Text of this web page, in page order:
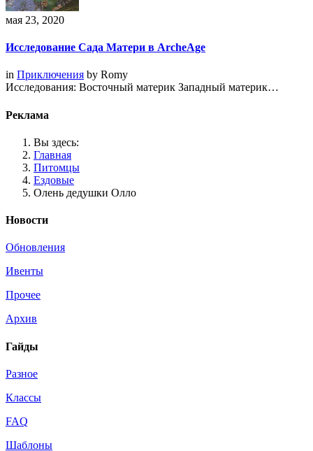
мая 23, 2020
Исследование Сада Матери в ArcheAge
in Приключения by Romy
Исследования: Восточный материк Западный материк…
Реклама
Вы здесь:
Главная
Питомцы
Ездовые
Олень дедушки Олло
Новости
Обновления
Ивенты
Прочее
Архив
Гайды
Разное
Классы
FAQ
Шаблоны